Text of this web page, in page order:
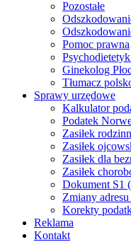
Pozostałe
Pomoc prawna
Ginekolog
Tłumacz
Sprawy urzędowe
Kalkulator
Podatek
Zasiłek
Zasiłek
Zasiłek dla
Zasiłek
Dokument S1
Zmiany
Korekty
Reklama
Kontakt